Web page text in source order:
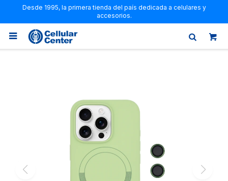
Desde 1995, la primera tienda del país dedicada a celulares y
accesorios.
